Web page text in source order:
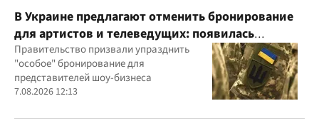
В Украине предлагают отменить бронирование
для артистов и телеведущих: появилась
петиция
Правительство призвали упразднить
"особое" бронирование для
представителей шоу-бизнеса
7.08.2026 12:13